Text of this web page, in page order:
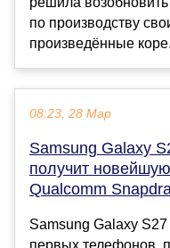
по производству
произведённые
08:23, 28 Мар
Samsung Galaxy
получит
Qualcomm
Samsung Galaxy
первых телефонов,